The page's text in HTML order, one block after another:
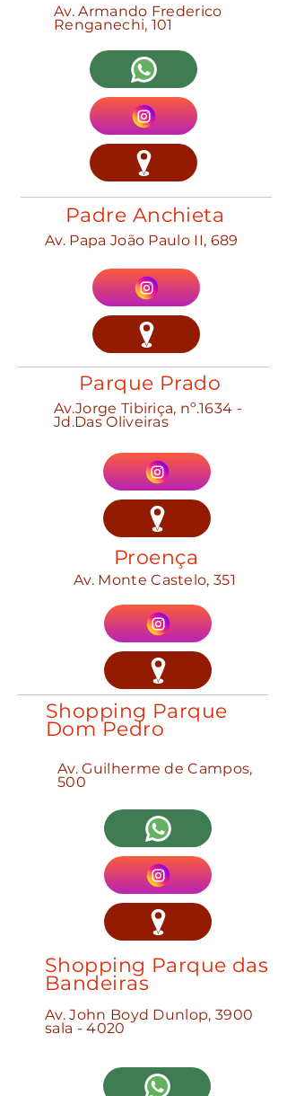
Av. Armando Frederico
Renganechi, 101
Padre Anchieta
Av. Papa João Paulo II, 689
Parque Prado
Av.Jorge Tibiriça, nº.1634 -
Jd.Das Oliveiras
Proença
Av. Monte Castelo, 351
Shopping Parque
Dom Pedro
Av. Guilherme de Campos,
500
Shopping Parque das
Bandeiras
Av. John Boyd Dunlop, 3900
sala - 4020